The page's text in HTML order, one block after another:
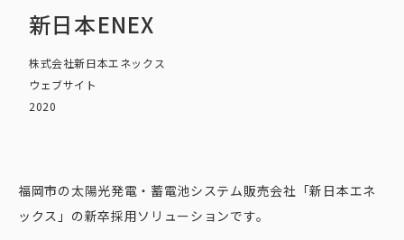
新日本ENEX
株式会社新日本エネックス
ウェブサイト
2020
福岡市の太陽光発電・蓄電池システム販売会社「新日本エネ
ックス」の新卒採用ソリューションです。